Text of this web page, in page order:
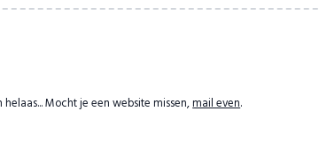
Mocht je een website missen,mail even.